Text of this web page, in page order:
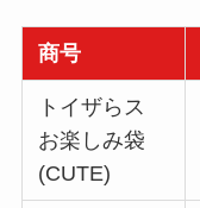
商号
トイザらス
お楽しみ袋
(CUTE)